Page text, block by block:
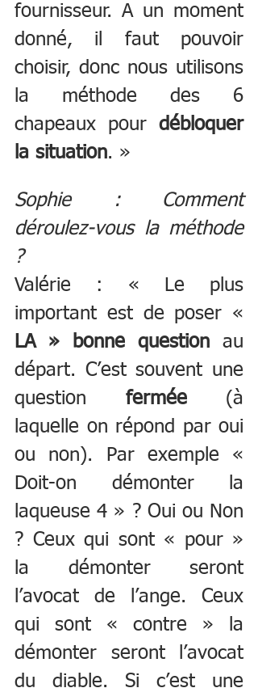
fournisseur. A un moment
donné, il faut pouvoir
choisir, donc nous utilisons
la méthode des 6
chapeaux pour débloquer
la situation. »
Sophie : Comment
déroulez-vous la méthode
?
Valérie : « Le plus
LA » bonne question au
départ. C’est souvent une
question fermée (à
laquelle on répond par oui
ou non). Par exemple «
Doit-on démonter la
laqueuse 4 » ? Oui ou Non
? Ceux qui sont « pour »
la démonter seront
l’avocat de l’ange. Ceux
qui sont « contre » la
démonter seront l’avocat
du diable. Si c’est une